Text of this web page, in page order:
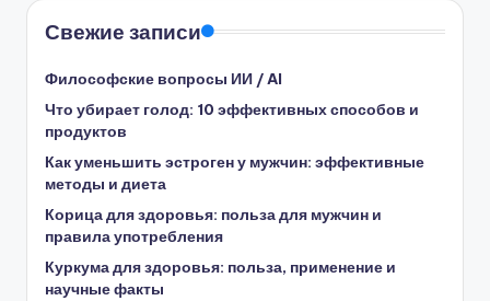
Свежие записи
Философские вопросы ИИ / AI
Что убирает голод: 10 эффективных способов и
продуктов
Как уменьшить эстроген у мужчин: эффективные
методы и диета
Корица для здоровья: польза для мужчин и
правила употребления
Куркума для здоровья: польза, применение и
научные факты